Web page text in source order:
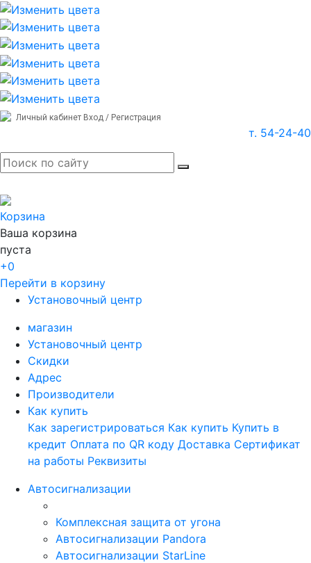
Личный кабинет Вход / Регистрация
т. 54-24-40
Корзина
Ваша корзина
пуста
+0
Перейти в корзину
Установочный центр
магазин
Установочный центр
Скидки
Адрес
Производители
Как купить
Как зарегистрироваться Как купить Купить в
кредит Оплата по QR коду Доставка Сертификат
на работы Реквизиты
Автосигнализации
Комплексная защита от угона
Автосигнализации Pandora
Автосигнализации StarLine